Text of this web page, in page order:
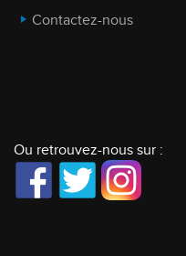
Contactez-nous
Ou retrouvez-nous sur :